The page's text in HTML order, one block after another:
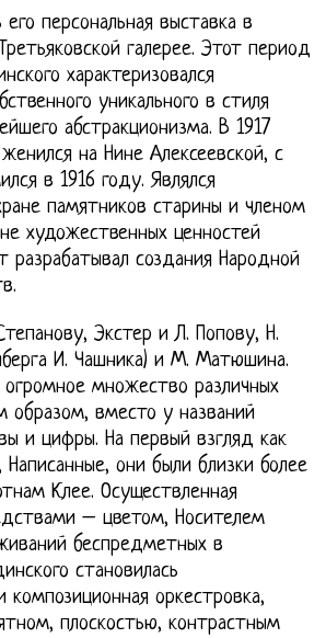
его персональная выставка в
галерее. Этот период
характеризовался
уникального в стиля
абстракционизма. В 1917
на Нине Алексеевской, с
в 1916 году. Являлся
памятников старины и членом
художественных ценностей
разрабатывал создания Народной
Экстер и Л. Попову, Н.
И. Чашника) и М. Матюшина.
огромное множество различных
образом, вместо у названий
и цифры. На первый взгляд как
Написанные, они были близки более
Клее. Осуществленная
– цветом, Носителем
беспредметных в
становилась
композиционная оркестровка,
плоскостью, контрастным